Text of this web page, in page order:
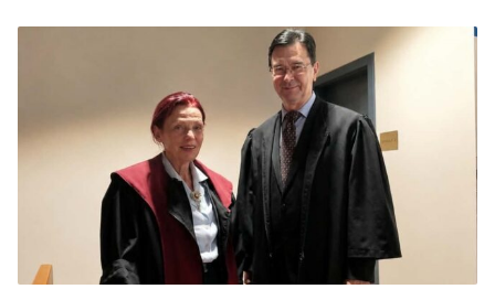
se tih dana nije samo […]